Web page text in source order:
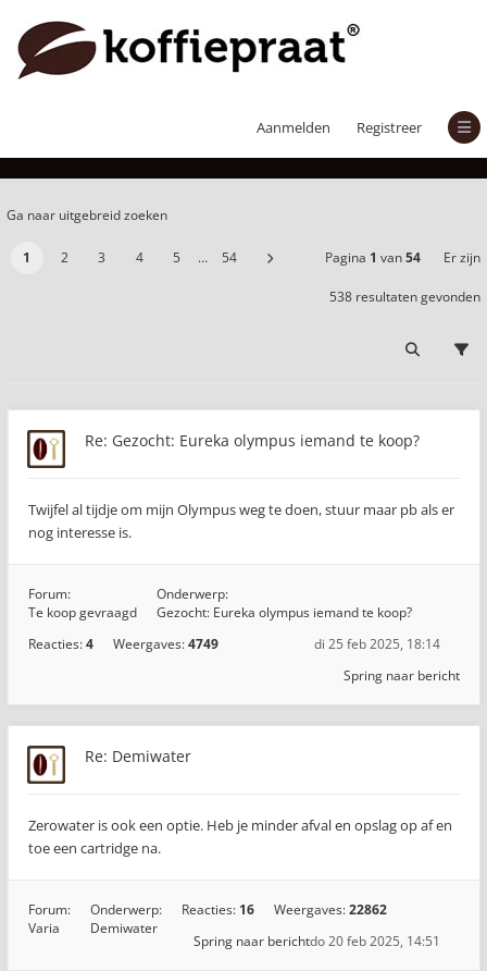
Aanmelden Registreer
Er zijn 538 resultaten gevonden
Ga naar uitgebreid zoeken
1 2 3 4 5 … 54 Pagina 1 van54 Er zijn
538 resultaten gevonden
Re: Gezocht: Eureka olympus iemand te koop?
Twijfel al tijdje om mijn Olympus weg te doen, stuur maar pb als er
nog interesse is.
Forum:
Te koop gevraagd
Onderwerp:
Gezocht: Eureka olympus iemand te koop?
Reacties:4 Weergaves:4749
di 25 feb 2025, 18:14
Spring naar bericht
Re: Demiwater
Zerowater is ook een optie. Heb je minder afval en opslag op af en
toe een cartridge na.
Forum:
Varia
Onderwerp:
Demiwater
Reacties: 16 Weergaves:22862
do 20 feb 2025, 14:51
Spring naar bericht